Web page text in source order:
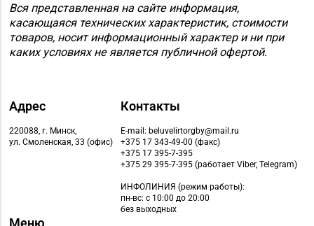
Вся представленная на сайте информация,
касающаяся технических характеристик, стоимости
товаров, носит информационный характер и ни при
каких условиях не является публичной офертой.
Адрес
220088, г. Минск,
ул. Смоленская, 33 (офис)
Контакты
E-mail: beluvelirtorgby@mail.ru
+375 17 343-49-00 (факс)
+375 17 395-7-395
+375 29 395-7-395 (работает Viber, Telegram)
ИНФОЛИНИЯ (режим работы):
пн-вс: с 10:00 до 20:00
без выходных
Меню